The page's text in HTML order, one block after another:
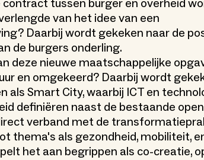
contract tussen burger en overheid
van het idee van een
Daarbij wordt gekeken naar de
de burgers onderling.
deze nieuwe maatschappelijke
en omgekeerd? Daarbij wordt
als Smart City, waarbij ICT en
definiëren naast de bestaande
verband met de
thema's als gezondheid, mobiliteit,
het aan begrippen als co-creatie,